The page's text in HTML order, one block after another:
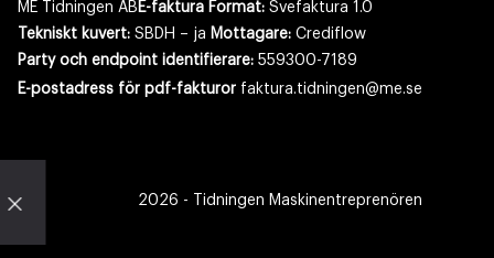
ME Tidningen AB E-faktura Format:Svefaktura 1.0
Tekniskt kuvert:SBDH – ja Mottagare:Crediflow
Party och endpoint identifierare:559300-7189
E-postadress för pdf-fakturor faktura.tidningen@me.se
2026 - Tidningen Maskinentreprenören